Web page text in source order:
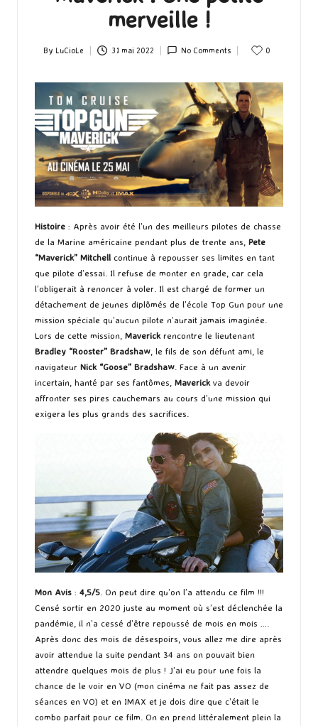
merveille !
Posted
By LuCioLe 31 mai 2022 No Comments 0
Histoire : Après avoir été l’un des meilleurs pilotes de chasse
de la Marine américaine pendant plus de trente ans, Pete
“Maverick” Mitchell continue à repousser ses limites en tant
que pilote d’essai. Il refuse de monter en grade, car cela
l’obligerait à renoncer à voler. Il est chargé de former un
détachement de jeunes diplômés de l’école Top Gun pour une
mission spéciale qu’aucun pilote n’aurait jamais imaginée.
Lors de cette mission, Maverickrencontre le lieutenant
Bradley “Rooster” Bradshaw, le fils de son défunt ami, le
navigateur Nick “Goose” Bradshaw. Face à un avenir
incertain, hanté par ses fantômes, Maverickva devoir
affronter ses pires cauchemars au cours d’une mission qui
exigera les plus grands des sacrifices.
Mon Avis : 4,5/5. On peut dire qu’on l’a attendu ce film !!!
Censé sortir en 2020 juste au moment où s’est déclenchée la
pandémie, il n’a cessé d’être repoussé de mois en mois ….
Après donc des mois de désespoirs, vous allez me dire après
avoir attendue la suite pendant 34 ans on pouvait bien
attendre quelques mois de plus ! J’ai eu pour une fois la
chance de le voir en VO (mon cinéma ne fait pas assez de
séances en VO) et en IMAX et je dois dire que c’était le
combo parfait pour ce film. On en prend littéralement plein la